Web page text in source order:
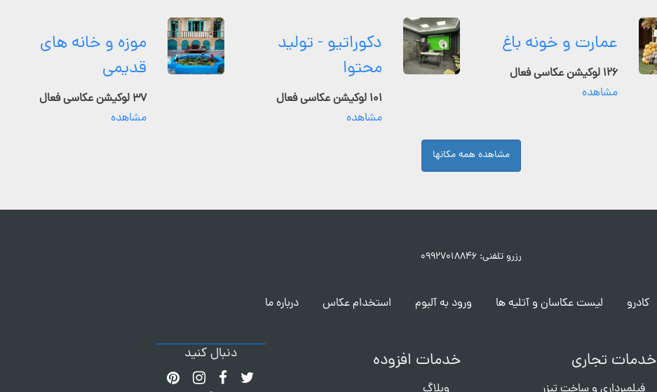
عمارت و خونه باغ
۱۲۶ لوکیشن عکاسی فعال
مشاهده
دکوراتیو - تولید
محتوا
۱۰۱ لوکیشن عکاسی فعال
مشاهده
موزه و خانه های
قدیمی
۳۷ لوکیشن عکاسی فعال
مشاهده
مشاهده همه مکانها
رزرو تلفنی: ۰۹۹۲۷۰۱۸۸۴۶
کادرو لیست عکاسان و آتلیه ها ورود به آلبوم استخدام عکاس درباره ما
خدمات تجاری خدمات افزوده دنبال کنید